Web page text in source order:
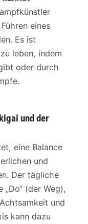
eines
Es ist
leben, indem
oder durch
und der
eine Balance
und
Der tägliche
(der Weg),
und
kann dazu